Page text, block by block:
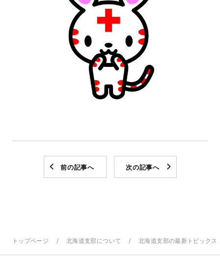
前の記事へ 次の記事へ
トップページ 北海道支部について 北海道支部の最新トピックス